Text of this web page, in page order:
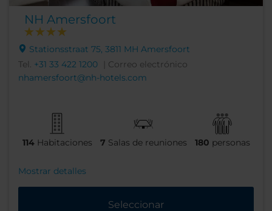
NH Amersfoort
Stationsstraat 75, 3811 MH Amersfoort
Tel. +31 33 422 1200
| Correo electrónico
nhamersfoort@nh-hotels.com
114 Habitaciones 7 Salas de reuniones 180 personas
Mostrar detalles
Seleccionar